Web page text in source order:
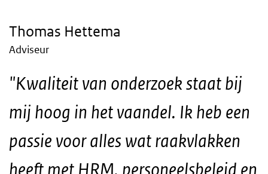
Thomas Hettema
Adviseur
"Kwaliteit van onderzoek staat bij
mij hoog in het vaandel. Ik heb een
passie voor alles wat raakvlakken
heeft met HRM, personeelsbeleid en